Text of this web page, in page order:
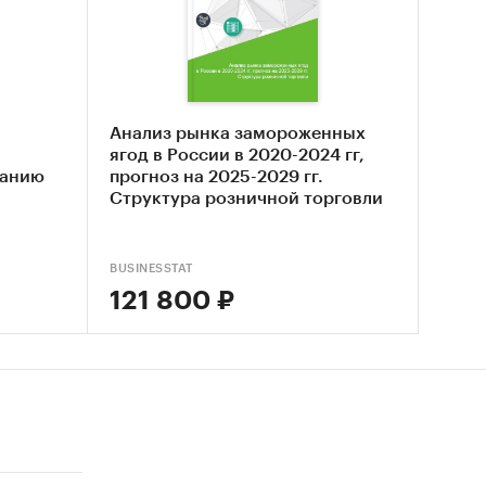
от
Анализ рынка замороженных
ягод в России в 2020-2024 гг,
прогноз на 2025-2029 гг.
Структура розничной торговли
BUSINESSTAT
121 800 ₽